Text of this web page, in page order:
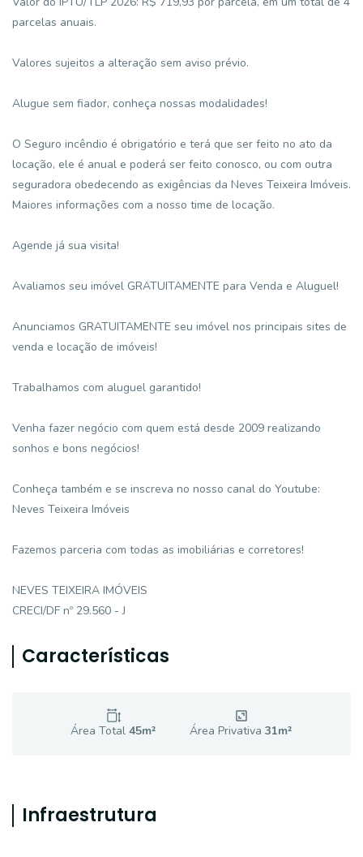
parcelas anuais.
Valores sujeitos a alteração sem aviso prévio.
Alugue sem fiador, conheça nossas modalidades!
O Seguro incêndio é obrigatório e terá que ser feito no ato da
locação, ele é anual e poderá ser feito conosco, ou com outra
seguradora obedecendo as exigências da Neves Teixeira Imóveis.
Maiores informações com a nosso time de locação.
Agende já sua visita!
Avaliamos seu imóvel GRATUITAMENTE para Venda e Aluguel!
Anunciamos GRATUITAMENTE seu imóvel nos principais sites de
venda e locação de imóveis!
Trabalhamos com aluguel garantido!
Venha fazer negócio com quem está desde 2009 realizando
sonhos e bons negócios!
Conheça também e se inscreva no nosso canal do Youtube:
Neves Teixeira Imóveis
Fazemos parceria com todas as imobiliárias e corretores!
NEVES TEIXEIRA IMÓVEIS
CRECI/DF nº 29.560 - J
Características
Área Total 45m² Área Privativa31m²
Infraestrutura